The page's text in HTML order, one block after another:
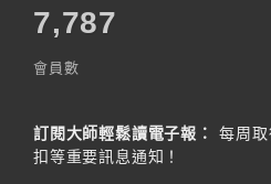
7,787
會員數
訂閱大師輕鬆讀電子報：
每周
扣等重要訊息通知！